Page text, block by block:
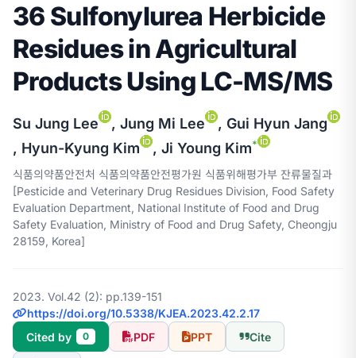
36 Sulfonylurea Herbicide
Residues in Agricultural
Products Using LC-MS/MS
Su Jung Lee , Jung Mi Lee
, Gui Hyun Jang
, Hyun-Kyung Kim
, Ji Young Kim*
식품의약품안전처 식품의약품안전평가원 식품위해평가부 잔류물질과
[Pesticide and Veterinary Drug Residues Division, Food Safety
Evaluation Department, National Institute of Food and Drug
Safety Evaluation, Ministry of Food and Drug Safety, Cheongju
28159, Korea]
2023. Vol.42 (2): pp.139-151
https://doi.org/10.5338/KJEA.2023.42.2.17
Cited by
0 PDF PPT Cite